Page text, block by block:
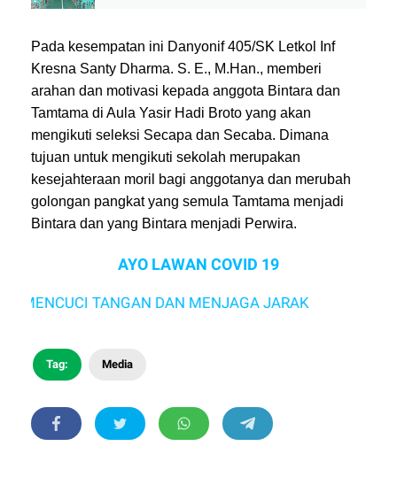
Pada kesempatan ini Danyonif 405/SK Letkol Inf
Kresna Santy Dharma. S. E., M.Han., memberi
arahan dan motivasi kepada anggota Bintara dan
Tamtama di Aula Yasir Hadi Broto yang akan
mengikuti seleksi Secapa dan Secaba. Dimana
tujuan untuk mengikuti sekolah merupakan
kesejahteraan moril bagi anggotanya dan merubah
golongan pangkat yang semula Tamtama menjadi
Bintara dan yang Bintara menjadi Perwira.
AYO LAWAN COVID 19
TANGAN DAN MENJAGA JARAK
Tag: Media